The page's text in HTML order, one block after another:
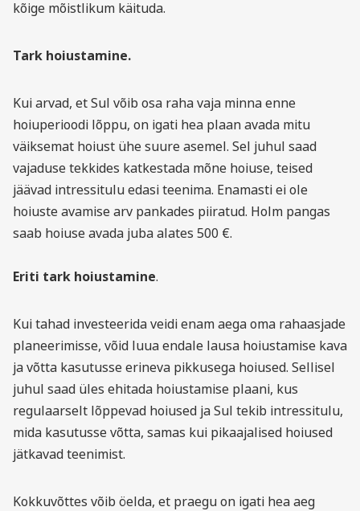
kõige mõistlikum käituda.
Tark hoiustamine.
Kui arvad, et Sul võib osa raha vaja minna enne
hoiuperioodi lõppu, on igati hea plaan avada mitu
väiksemat hoiust ühe suure asemel. Sel juhul saad
vajaduse tekkides katkestada mõne hoiuse, teised
jäävad intressitulu edasi teenima. Enamasti ei ole
hoiuste avamise arv pankades piiratud. Holm pangas
saab hoiuse avada juba alates 500 €.
Eriti tark hoiustamine.
Kui tahad investeerida veidi enam aega oma rahaasjade
planeerimisse, võid luua endale lausa hoiustamise kava
ja võtta kasutusse erineva pikkusega hoiused. Sellisel
juhul saad üles ehitada hoiustamise plaani, kus
regulaarselt lõppevad hoiused ja Sul tekib intressitulu,
mida kasutusse võtta, samas kui pikaajalised hoiused
jätkavad teenimist.
Kokkuvõttes võib öelda, et praegu on igati hea aeg